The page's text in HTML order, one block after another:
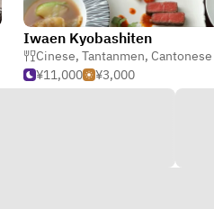
Iwaen Kyobashiten
Cinese, Tantanmen, Cantonese
¥11,000
¥3,000